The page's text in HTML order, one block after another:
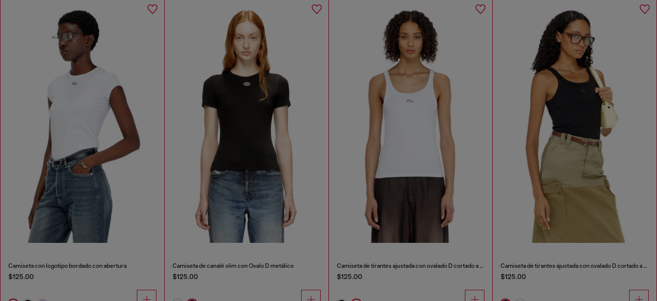
Camiseta con logotipo bordado con abertura
$125.00
Camiseta de canalé slim con Óvalo D metálico
$125.00
Camiseta de tirantes ajustada con ovalado D cortado a láser
$125.00
Camiseta de tirantes ajustada con ovalado D cortado a láser
$125.00